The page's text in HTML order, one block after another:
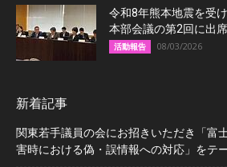
令和8年熊本地震を受
本部会議の第2回に出席
活動報告 08/03/2026
新着記事
関東若手議員の会にお招きいただき「富
害時における偽・誤情報への対応」をテ